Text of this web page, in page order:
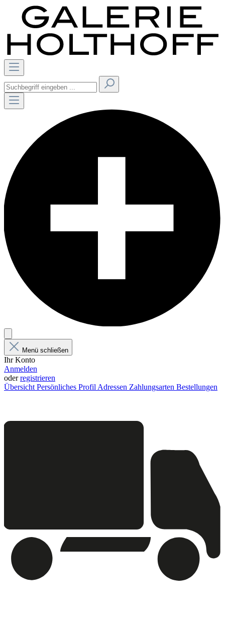
Menü schließen
Ihr Konto
Anmelden
oderregistrieren
Übersicht Persönliches Profil Adressen Zahlungsarten Bestellungen